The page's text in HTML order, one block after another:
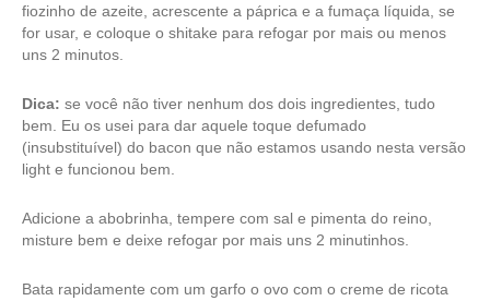
fiozinho de azeite, acrescente a páprica e a fumaça líquida, se
for usar, e coloque o shitake para refogar por mais ou menos
uns 2 minutos.
Dica: se você não tiver nenhum dos dois ingredientes, tudo
bem. Eu os usei para dar aquele toque defumado
(insubstituível) do bacon que não estamos usando nesta versão
light e funcionou bem.
Adicione a abobrinha, tempere com sal e pimenta do reino,
misture bem e deixe refogar por mais uns 2 minutinhos.
Bata rapidamente com um garfo o ovo com o creme de ricota